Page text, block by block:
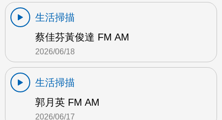
生活掃描
蔡佳芬黃俊達 FM AM
2026/06/18
生活掃描
郭月英 FM AM
2026/06/17